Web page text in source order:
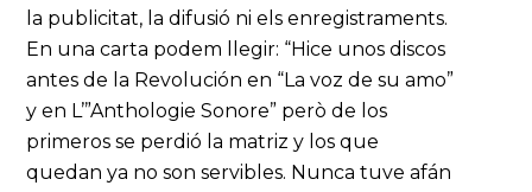
la publicitat, la difusió ni els enregistraments.
En una carta podem llegir: “Hice unos discos
antes de la Revolución en “La voz de su amo”
y en L’”Anthologie Sonore” però de los
primeros se perdió la matriz y los que
quedan ya no son servibles. Nunca tuve afán